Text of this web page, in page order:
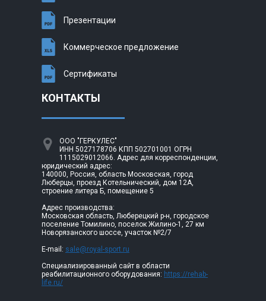
Презентации
Коммерческое предложение
Сертификаты
КОНТАКТЫ
ООО "ГЕРКУЛЕС"
ИНН 5027178706 КПП 502701001 ОГРН
1115029012066. Адрес для корреспонденции,
юридический адрес:
140000, Россия, область Московская, город
Люберцы, проезд Котельнический, дом 12А,
строение литера Б, помещение 5
Адрес производства:
Московская область, Люберецкий р-н, городское
поселение Томилино, поселок Жилино-1, 27 км
Новорязанского шоссе, участок №2/7
E-mail: sale@royal-sport.ru
Специализированный сайт в области
реабилитационного оборудования: https://rehab-
life.ru/